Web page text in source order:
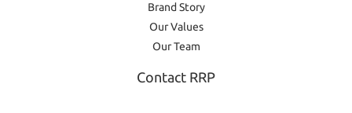
Brand Story
Our Values
Our Team
Contact RRP